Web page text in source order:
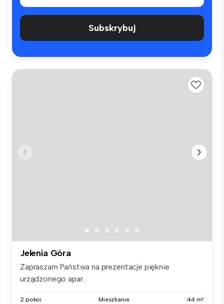
Subskrybuj
Jelenia Góra
Zapraszam Państwa na prezentacje pięknie
urządzonego apar...
2 pokoi Mieszkanie 44 m²